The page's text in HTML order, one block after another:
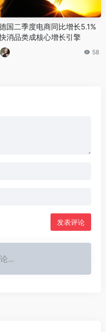
国二季度电商同比增长5.1%
消品类成核心增长引擎
58
发表评论
...